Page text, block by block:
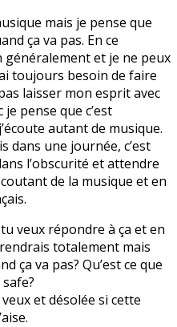
mais je pense que
ça va pas. En ce
généralement et je ne peux
toujours besoin de faire
laisser mon esprit avec
pense que c’est
autant de musique.
dans une journée, c’est
l’obscurité et attendre
de la musique et en
veux répondre à ça et en
totalement mais
ça va pas? Qu’est ce que
et désolée si cette